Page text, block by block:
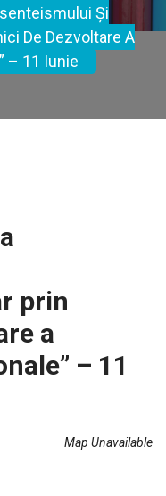
Și
De Dezvoltare A
– 11 Iunie
prin
a
– 11
Map Unavailable